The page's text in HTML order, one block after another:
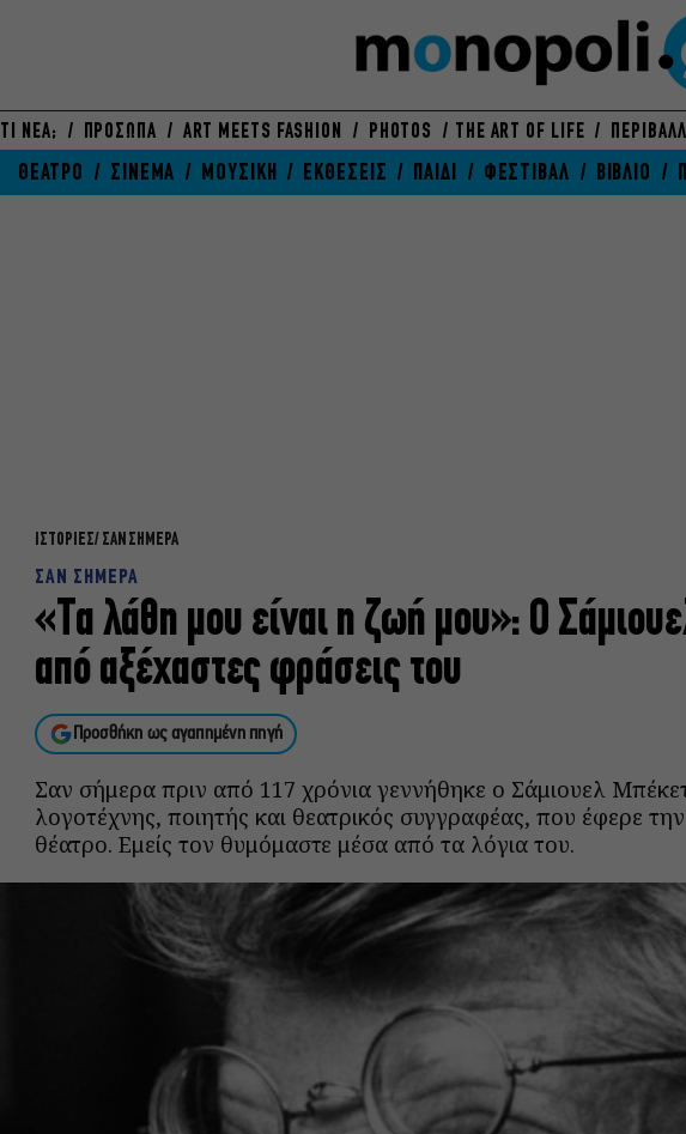
ΤΙ ΝΕΑ; ΠΡΟΣΩΠΑ ART MEETS FASHION PHOTOS THE ART OF LIFE
ΘΕΑΤΡΟ ΣΙΝΕΜΑ ΜΟΥΣΙΚΗ ΕΚΘΕΣΕΙΣ ΠΑΙΔΙ ΦΕΣΤΙΒΑΛ ΒΙΒΛΙΟ
ΙΣΤΟΡΙΕΣ ΣΑΝ ΣΗΜΕΡΑ
ΣΑΝ ΣΗΜΕΡΑ
«Τα λάθη μου είναι η ζωή μου»: Ο
από αξέχαστες φράσεις του
Προσθήκη ως αγαπημένη πηγή
Σαν σήμερα πριν από 117 χρόνια γεννήθηκε ο Σάμιουελ
λογοτέχνης, ποιητής και θεατρικός συγγραφέας, που έφερε
θέατρο. Εμείς τον θυμόμαστε μέσα από τα λόγια του.